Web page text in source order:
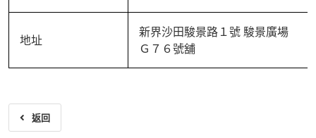
地址
新界沙田駿景路１號 駿景廣場
Ｇ７６號舖
返回